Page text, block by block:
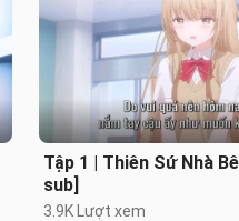
Tập 1 | Thiên Sứ Nhà
sub]
3.9K Lượt xem